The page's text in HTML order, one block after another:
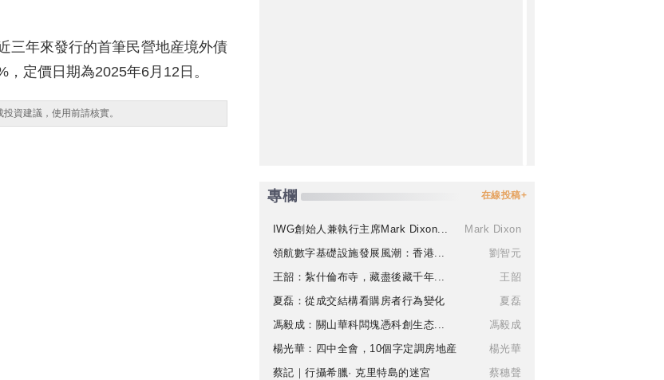
三年來發行的首筆民營地産境外債
定價日期為2025年6月12日。
資建議，使用前請核實。
專欄 在線投稿+
IWG創始人兼執行主席Mark Dixon...
Mark Dixon
領航數字基礎設施發展風潮：香港...
劉智元
王韶：紮什倫布寺，藏盡後藏千年...
王韶
夏磊：從成交結構看購房者行為變化
夏磊
馮毅成：關山華科闆塊憑科創生态...
馮毅成
楊光華：四中全會，10個字定調房地産
楊光華
蔡記｜行攝希臘· 克里特島的迷宮
蔡穗聲